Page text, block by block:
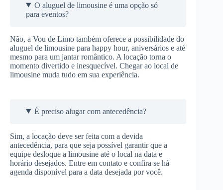
O aluguel de limousine é uma opção só
para eventos?
Não, a Vou de Limo também oferece a possibilidade do
aluguel de limousine para happy hour, aniversários e até
mesmo para um jantar romântico. A locação torna o
momento divertido e inesquecível. Chegar ao local de
limousine muda tudo em sua experiência.
É preciso alugar com antecedência?
Sim, a locação deve ser feita com a devida
antecedência, para que seja possível garantir que a
equipe desloque a limousine até o local na data e
horário desejados. Entre em contato e confira se há
agenda disponível para a data desejada por você.